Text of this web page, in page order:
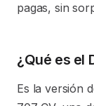
pagas, sin
¿Qué es el
Es la versión